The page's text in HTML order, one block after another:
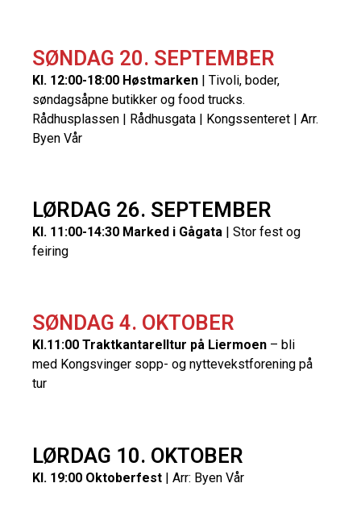
SØNDAG 20. SEPTEMBER
Kl. 12:00-18:00 Høstmarken | Tivoli, boder,
søndagsåpne butikker og food trucks.
Rådhusplassen | Rådhusgata | Kongssenteret | Arr.
Byen Vår
LØRDAG 26. SEPTEMBER
Kl. 11:00-14:30 Marked i Gågata | Stor fest og
feiring
SØNDAG 4. OKTOBER
Kl.11:00 Traktkantarelltur på Liermoen – bli
med Kongsvinger sopp- og nyttevekstforening på
tur
LØRDAG 10. OKTOBER
Kl. 19:00 Oktoberfest | Arr: Byen Vår